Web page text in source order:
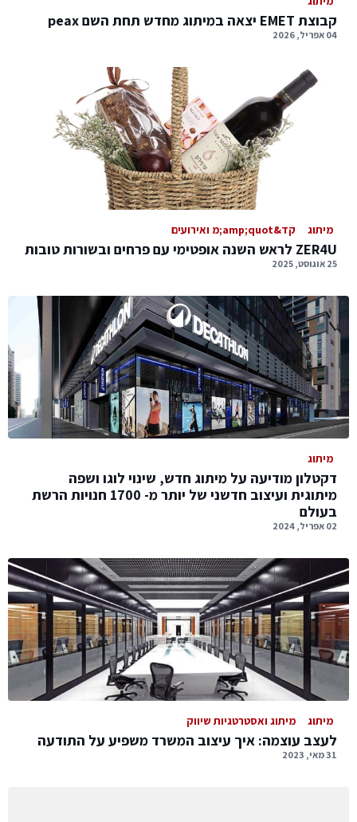
קבוצת EMET יצאה במיתוג מחדש תחת השם peax
04 אפריל, 2026
מיתוג קד&amp;quot;מ ואירועים
ZER4U לראש השנה אופטימי עם פרחים ובשורות טובות
25 אוגוסט, 2025
מיתוג
דקטלון מודיעה על מיתוג חדש, שינוי לוגו ושפה
מיתוגית ועיצוב חדשני של יותר מ- 1700 חנויות הרשת
בעולם
02 אפריל, 2024
מיתוג מיתוג ואסטרטגיות שיווק
לעצב עוצמה: איך עיצוב המשרד משפיע על התודעה
31 מאי, 2023